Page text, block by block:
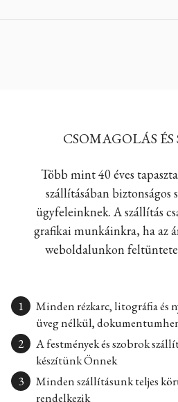
CSOMAGOLÁS
Több mint 40 éves
szállításában
ügyfeleinknek. A szállítás
grafikai munkáinkra, ha az
weboldalunkon
Minden rézkarc, litográfia és
üveg nélkül,
A festmények és szobrok
készítünk Önnek
Minden szállításunk teljes
rendelkezik